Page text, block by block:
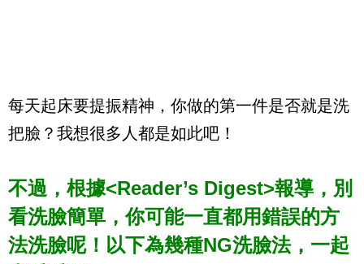
每天起床要提振精神，你做的第一件是否就是洗
把臉？我想很多人都是如此吧！
不過，根據<Reader’s Digest>報導，別
看洗臉簡單，你可能一直都用錯誤的方
法洗臉呢！以下為幾種NG洗臉法，一起